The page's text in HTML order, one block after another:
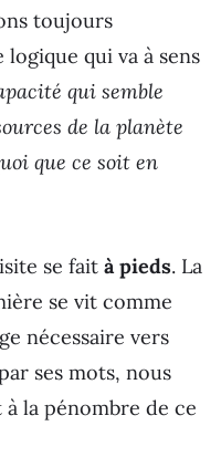
toujours
qui va à sens
qui semble
de la planète
que ce soit en
se fait à pieds. La
se vit comme
nécessaire vers
ses mots, nous
la pénombre de ce